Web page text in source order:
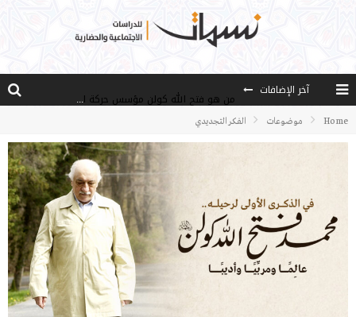
آخر الإضافات
الأستاذ عالما عارفا حكيما
النـزعة التجديدية عند الأستاذ فتح الله كولن
Home موضوعات الفكر التجديدي